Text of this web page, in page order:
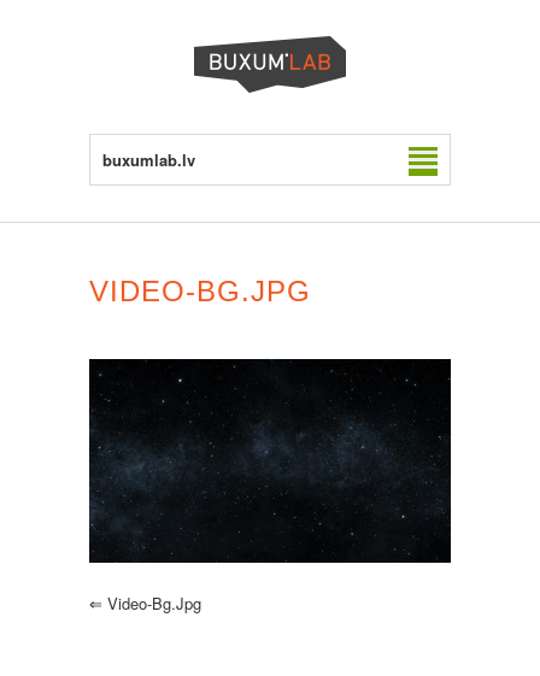
buxumlab.lv
VIDEO-BG.JPG
⇐ Video-Bg.jpg